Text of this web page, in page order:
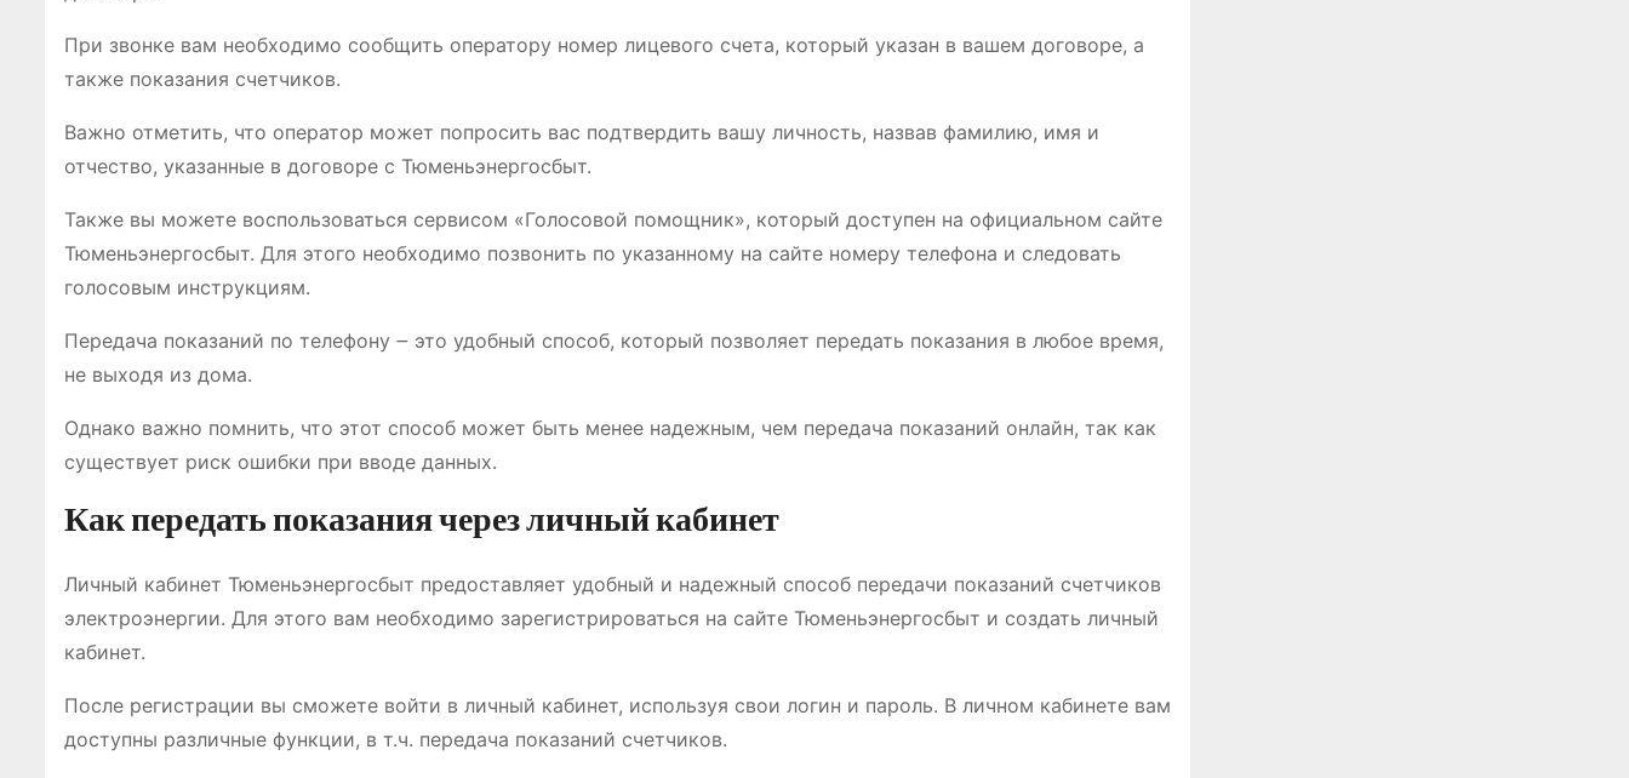
При звонке вам необходимо сообщить оператору номер лицевого счета, который указан в вашем договоре, а
также показания счетчиков.
Важно отметить, что оператор может попросить вас подтвердить вашу личность, назвав фамилию, имя и
отчество, указанные в договоре с Тюменьэнергосбыт.
Также вы можете воспользоваться сервисом «Голосовой помощник», который доступен на официальном сайте
Тюменьэнергосбыт. Для этого необходимо позвонить по указанному на сайте номеру телефона и следовать
голосовым инструкциям.
Передача показаний по телефону ౼ это удобный способ, который позволяет передать показания в любое время,
не выходя из дома.
Однако важно помнить, что этот способ может быть менее надежным, чем передача показаний онлайн, так как
существует риск ошибки при вводе данных.
Как передать показания через личный кабинет
Личный кабинет Тюменьэнергосбыт предоставляет удобный и надежный способ передачи показаний счетчиков
электроэнергии. Для этого вам необходимо зарегистрироваться на сайте Тюменьэнергосбыт и создать личный
кабинет.
После регистрации вы сможете войти в личный кабинет, используя свои логин и пароль. В личном кабинете вам
доступны различные функции, в т.ч. передача показаний счетчиков.